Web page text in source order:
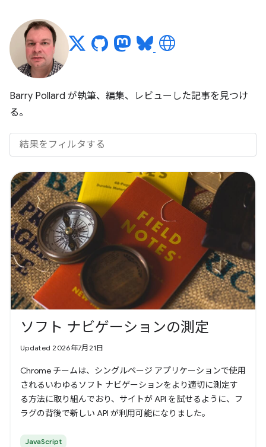
Barry Pollard が執筆、編集、レビューした記事を見つけ
る。
ソフト ナビゲーションの測定
Updated 2026年7月21日
Chrome チームは、シングルページ アプリケーションで使用
されるいわゆるソフト ナビゲーションをより適切に測定す
る方法に取り組んでおり、サイトが API を試せるように、フ
ラグの背後で新しい API が利用可能になりました。
JavaScript